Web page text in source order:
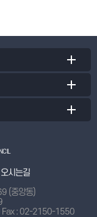
오시는길
(중앙동)
Fax : 02-2150-1550